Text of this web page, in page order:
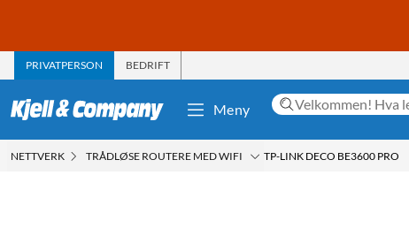
PRIVATPERSON BEDRIFT
Meny
NETTVERK TRÅDLØSE ROUTERE MED WIFI TP-LINK DECO BE3600 PRO